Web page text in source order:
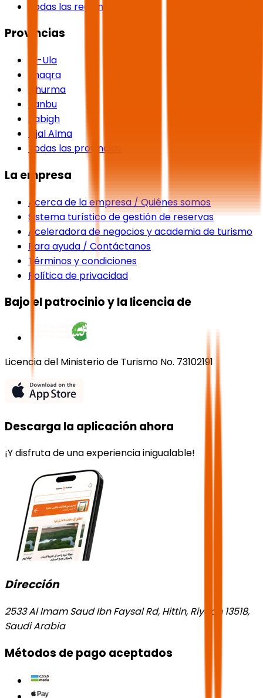
Todas las regiones
Provincias
Al-Ula
Shaqra
Dhurma
Yanbu
Rabigh
Rijal Alma
Todas las provincias
La empresa
Acerca de la empresa / Quiénes somos
Sistema turístico de gestión de reservas
Aceleradora de negocios y academia de turismo
Para ayuda / Contáctanos
Términos y condiciones
Política de privacidad
Bajo el patrocinio y la licencia de
Licencia del Ministerio de Turismo No. 73102191
Descarga la aplicación ahora
¡Y disfruta de una experiencia inigualable!
Dirección
2533 Al Imam Saud Ibn Faysal Rd, Hittin, Riyadh 13518,
Saudi Arabia
Métodos de pago aceptados